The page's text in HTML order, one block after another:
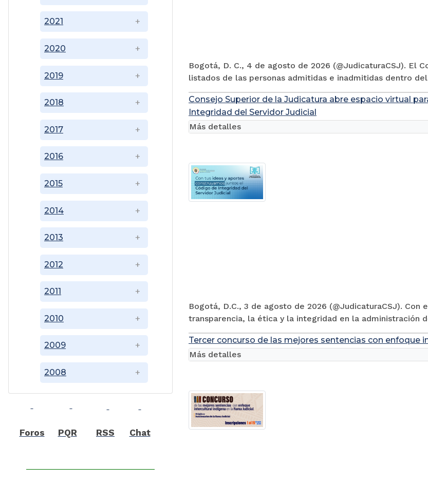
2008
2009
2010
2011
2012
2013
2014
2015
2016
2017
2018
2019
2020
2021
Foros PQR RSS Chat
Bogotá, D. C., 4 de agosto de 2026 (@JudicaturaCSJ). El
listados de las personas admitidas e inadmitidas dentro
Consejo Superior de la Judicatura abre espacio virtual
Integridad del Servidor Judicial
Bogotá, D.C., 3 de agosto de 2026 (@JudicaturaCSJ).
transparencia, la ética y la integridad en la administración
Más detalles
Tercer concurso de las mejores sentencias con enfoque
Más detalles